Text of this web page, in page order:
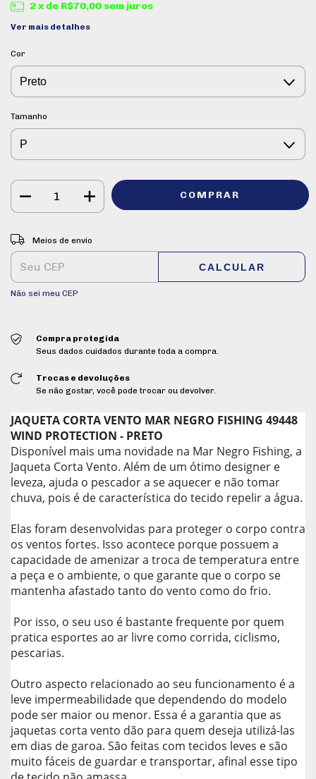
2x de R$70,00 sem juros
Ver mais detalhes
Cor
Tamanho
Entregas para o CEP:
Meios de envio
CALCULAR
Não sei meu CEP
Compra protegida
Seus dados cuidados durante toda a compra.
Trocas e devoluções
Se não gostar, você pode trocar ou devolver.
JAQUETA CORTA VENTO MAR NEGRO FISHING 49448
WIND PROTECTION - PRETO
Disponível mais uma novidade na Mar Negro Fishing, a
Jaqueta Corta Vento. Além de um ótimo designer e
leveza, ajuda o pescador a se aquecer e não tomar
chuva, pois é de característica do tecido repelir a água.
Elas foram desenvolvidas para proteger o corpo contra
os ventos fortes. Isso acontece porque possuem a
capacidade de amenizar a troca de temperatura entre
a peça e o ambiente, o que garante que o corpo se
mantenha afastado tanto do vento como do frio.
Por isso, o seu uso é bastante frequente por quem
pratica esportes ao ar livre como corrida, ciclismo,
pescarias.
Outro aspecto relacionado ao seu funcionamento é a
leve impermeabilidade que dependendo do modelo
pode ser maior ou menor. Essa é a garantia que as
jaquetas corta vento dão para quem deseja utilizá-las
em dias de garoa. São feitas com tecidos leves e são
muito fáceis de guardar e transportar, afinal esse tipo